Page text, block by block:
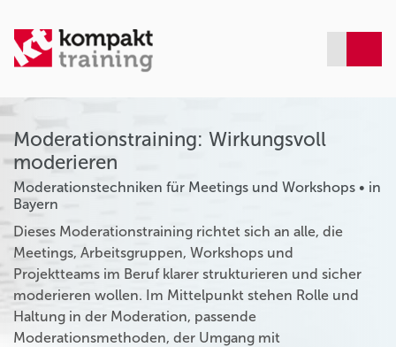
Moderationstraining: Wirkungsvoll
moderieren
Moderationstechniken für Meetings und Workshops • in
Bayern
Dieses Moderationstraining richtet sich an alle, die
Meetings, Arbeitsgruppen, Workshops und
Projektteams im Beruf klarer strukturieren und sicher
moderieren wollen. Im Mittelpunkt stehen Rolle und
Haltung in der Moderation, passende
Moderationsmethoden, der Umgang mit